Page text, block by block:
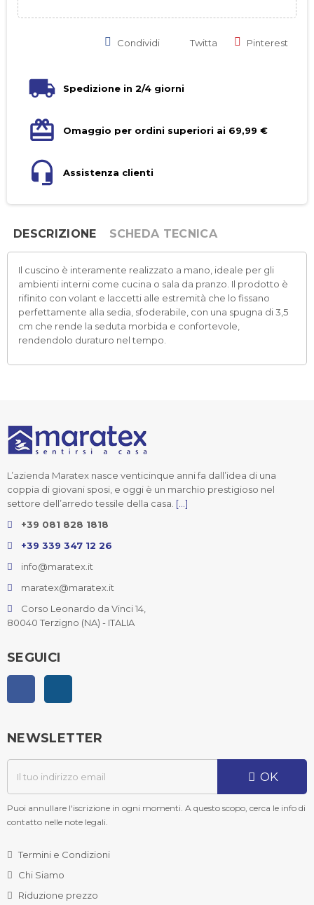
Condividi Twitta Pinterest
Spedizione in 2/4 giorni
Omaggio per ordini superiori ai 69,99 €
Assistenza clienti
DESCRIZIONE SCHEDA TECNICA
Il cuscino è interamente realizzato a mano, ideale per gli
ambienti interni come cucina o sala da pranzo. Il prodotto è
rifinito con volant e laccetti alle estremità che lo fissano
perfettamente alla sedia, sfoderabile, con una spugna di 3,5
cm che rende la seduta morbida e confortevole,
rendendolo duraturo nel tempo.
L’azienda Maratex nasce venticinque anni fa dall’idea di una
coppia di giovani sposi, e oggi è un marchio prestigioso nel
settore dell’arredo tessile della casa. [...]
+39 081 828 1818
+39 339 347 12 26
info@maratex.it
maratex@maratex.it
Corso Leonardo da Vinci 14,
80040 Terzigno (NA) - ITALIA
SEGUICI
NEWSLETTER
OK
Puoi annullare l'iscrizione in ogni momenti. A questo scopo, cerca le info di
contatto nelle note legali.
Termini e Condizioni
Chi Siamo
Riduzione prezzo